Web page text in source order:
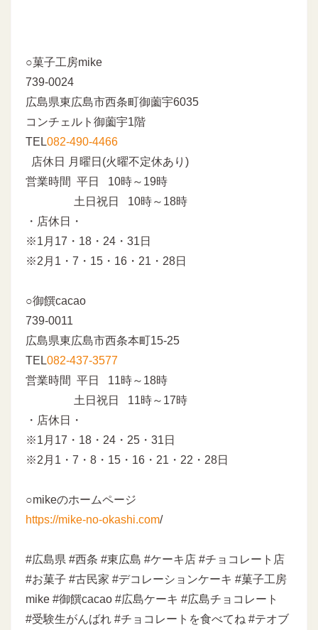
○菓子工房mike
739-0024
広島県東広島市西条町御薗宇6035
コンチェルト御薗宇1階
TEL082-490-4466
店休日 月曜日(火曜不定休あり)
営業時間 平日 10時～19時
土日祝日 10時～18時
・店休日・
※1月17・18・24・31日
※2月1・7・15・16・21・28日
○御饌cacao
739-0011
広島県東広島市西条本町15-25
TEL082-437-3577
営業時間 平日 11時～18時
土日祝日 11時～17時
・店休日・
※1月17・18・24・25・31日
※2月1・7・8・15・16・21・22・28日
○mikeのホームページ
https://mike-no-okashi.com/
#広島県 #西条 #東広島 #ケーキ店 #チョコレート店
#お菓子 #古民家 #デコレーションケーキ #菓子工房
mike #御饌cacao #広島ケーキ #広島チョコレート
#受験生がんばれ #チョコレートを食べてね #テオブ